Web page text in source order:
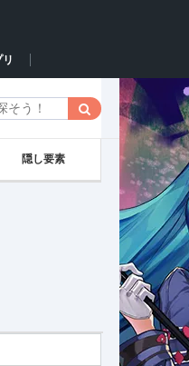
隠し要素